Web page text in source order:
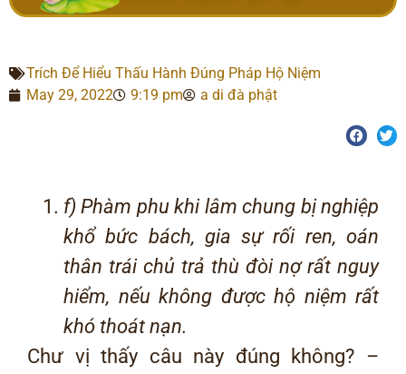
Trích Để Hiểu Thấu Hành Đúng Pháp Hộ Niệm
May 29, 2022
9:19 pm a di đà phật
f) Phàm phu khi lâm chung bị nghiệp
khổ bức bách, gia sự rối ren, oán
thân trái chủ trả thù đòi nợ rất nguy
hiểm, nếu không được hộ niệm rất
khó thoát nạn.
Chư vị thấy câu này đúng không? –